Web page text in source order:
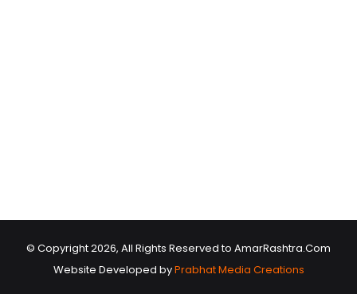
© Copyright 2026, All Rights Reserved to AmarRashtra.Com
Website Developed byPrabhat Media Creations